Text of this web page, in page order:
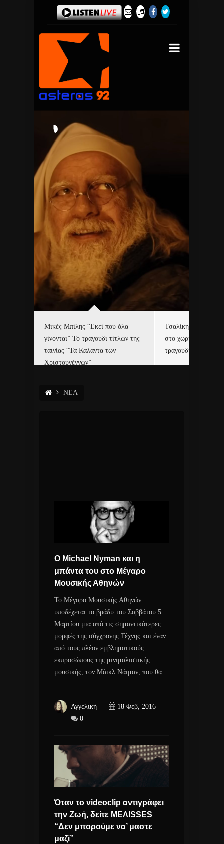
Μικές Μπίλης “Εκεί που όλα
γίνονται” Το τραγούδι τίτλων της
ταινίας “Τα Κάλαντα των
Χριστουγέννων”
Τσαλίκης,
στο χωριό του Άι
τραγούδι και video
ΝΕΑ
O Michael Nyman και η
μπάντα του στο Μέγαρο
Μουσικής Αθηνών
Το Μέγαρο Μουσικής Αθηνών
υποδέχεται το βράδυ του Σαββάτου 5
Μαρτίου μια από τις σημαντικότερες
μορφές της σύγχρονης Τέχνης και έναν
από τους πλέον εμβληματικούς
εκπροσώπους της μινιμαλιστικής
μουσικής, τον Μάικλ Νάιμαν, που θα
…
Αγγελική
18 Φεβ, 2016
0
Όταν το videoclip αντιγράφει
την Ζωή, δείτε ΜΕΛΙSSES
“Δεν μπορούμε να’ μαστε
μαζί”